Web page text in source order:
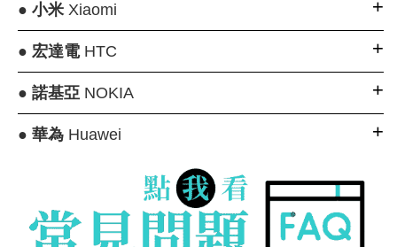
● 小米Xiaomi
● 宏達電HTC
● 諾基亞NOKIA
● 華為Huawei